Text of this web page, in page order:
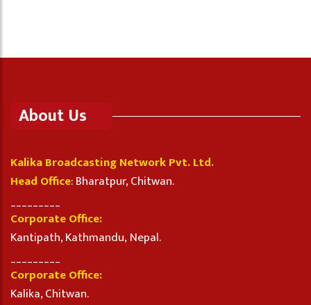
About Us
Kalika Broadcasting Network Pvt. Ltd.
Head Office: Bharatpur, Chitwan.
Corporate Office:
Kantipath, Kathmandu, Nepal.
Corporate Office:
Kalika, Chitwan.